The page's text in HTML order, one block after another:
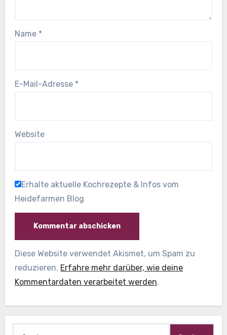
Name *
E-Mail-Adresse *
Website
Erhalte aktuelle Kochrezepte & Infos vom
Heidefarmen Blog
Diese Website verwendet Akismet, um Spam zu
reduzieren. Erfahre mehr darüber, wie deine
Kommentardaten verarbeitet werden.